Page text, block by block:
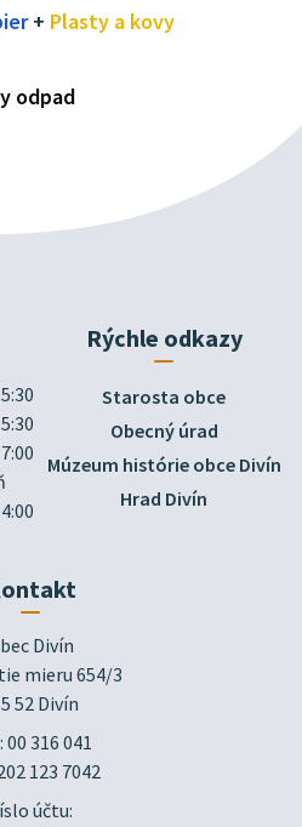
+ Plasty a kovy
odpad
Rýchle odkazy
Starosta obce
Obecný úrad
Múzeum histórie obce Divín
Hrad Divín
Divín
mieru 654/3
52 Divín
00 316 041
123 7042
účtu: